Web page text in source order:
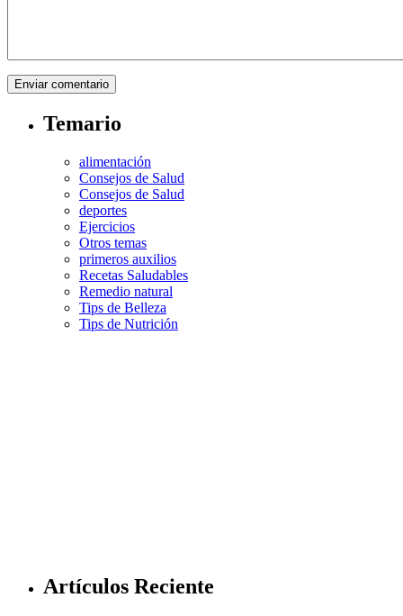
Temario
alimentación
Consejos de Salud
Consejos de Salud
deportes
Ejercicios
Otros temas
primeros auxilios
Recetas Saludables
Remedio natural
Tips de Belleza
Tips de Nutrición
Artículos Reciente